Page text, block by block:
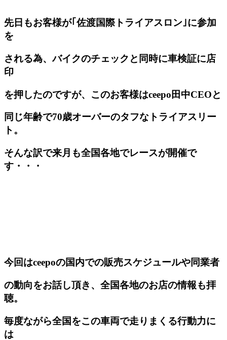
先日もお客様が｢佐渡国際トライアスロン｣に参加
を
される為、バイクのチェックと同時に車検証に店
印
を押したのですが、このお客様はceepo田中CEOと
同じ年齢で70歳オーバーのタフなトライアスリー
ト。
そんな訳で来月も全国各地でレースが開催で
す・・・
今回はceepoの国内での販売スケジュールや同業者
の動向をお話し頂き、全国各地のお店の情報も拝
聴。
毎度ながら全国をこの車両で走りまくる行動力に
は